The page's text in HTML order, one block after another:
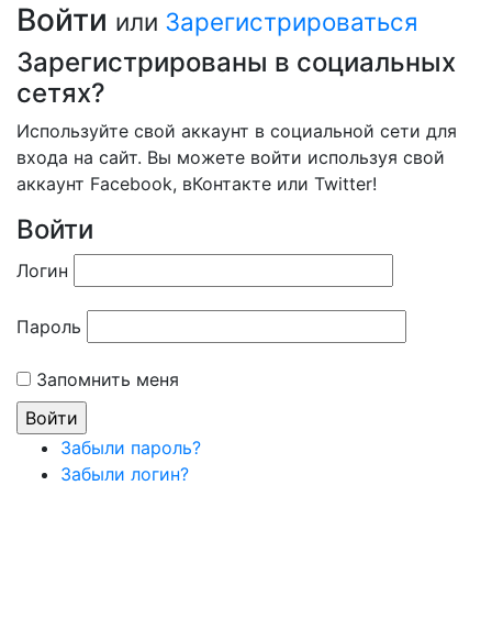
Войти или Зарегистрироваться
Зарегистрированы в социальных
сетях?
Используйте свой аккаунт в социальной сети для
входа на сайт. Вы можете войти используя свой
аккаунт Facebook, вКонтакте или Twitter!
Войти
Логин
Пароль
Запомнить меня
Забыли пароль?
Забыли логин?